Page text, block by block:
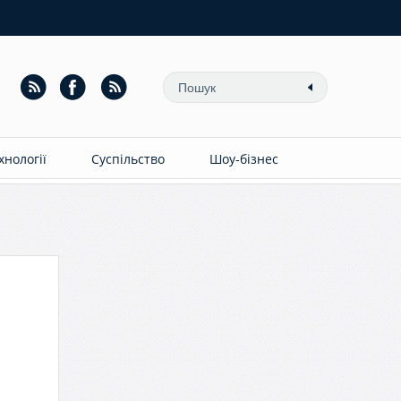
Суспільство Шоу-бізнес